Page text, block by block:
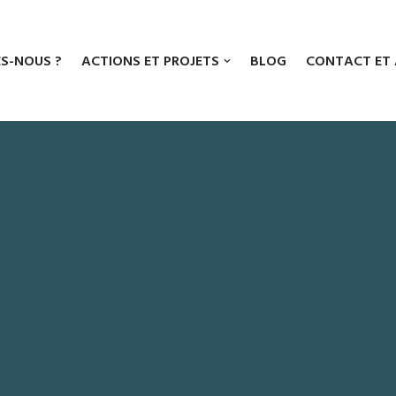
NOUS ? ACTIONS ET PROJETS BLOG CONTACT ET